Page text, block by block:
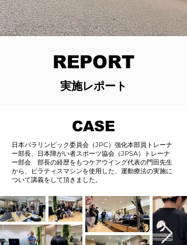
REPORT
実施レポート
CASE
日本パラリンピック委員会（JPC）強化本部員トレーナ
ー部長、日本障がい者スポーツ協会（JPSA）トレーナ
ー部会 部長の経歴をもつケアウイング代表の門田先生
から、ピラティスマシンを使用した、運動療法の実施に
ついて講義をして頂きました。